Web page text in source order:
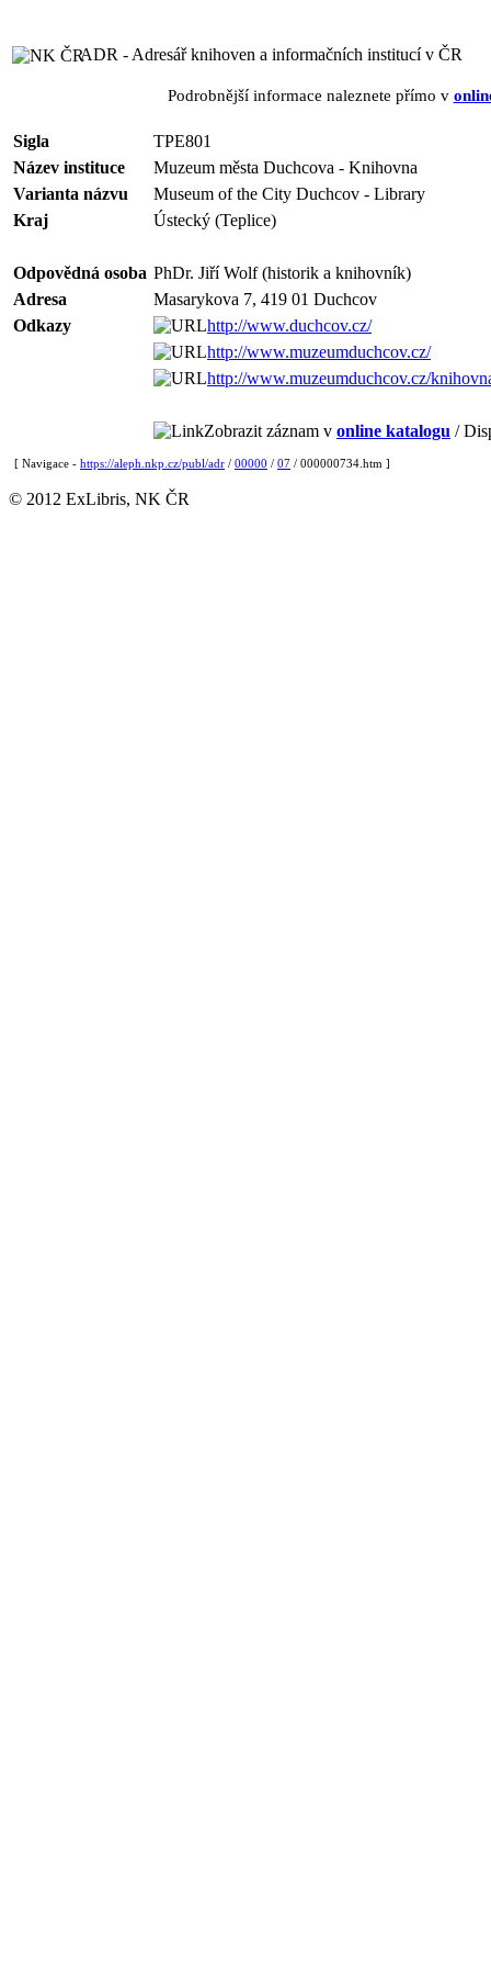
ADR - Adresář knihoven a informačních institucí v ČR
Podrobnější informace naleznete přímo v
Sigla
TPE801
Název instituce
Muzeum města Duchcova - Knihovna
Varianta názvu
Museum of the City Duchcov - Library
Kraj
Ústecký (Teplice)
Odpovědná osoba PhDr. Jiří Wolf (historik a knihovník)
Adresa
Masarykova 7, 419 01 Duchcov
Odkazy
http://www.duchcov.cz/
http://www.muzeumduchcov.cz/
http://www.muzeumduchcov.cz/
Zobrazit záznam v online katalogu /
[ Navigace - https://aleph.nkp.cz/publ/adr / 00000 / 07 / 000000734.htm ]
© 2012 ExLibris, NK ČR